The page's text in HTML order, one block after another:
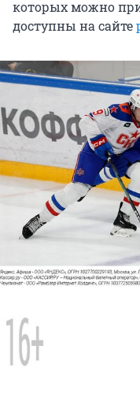
которых можно
доступны на сайте